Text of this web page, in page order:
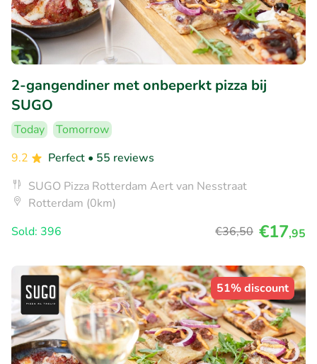
2-gangendiner met onbeperkt pizza bij
SUGO
Today
Tomorrow
9.2
Perfect • 55 reviews
SUGO Pizza Rotterdam Aert van Nesstraat
Rotterdam (0km)
Sold: 396
€36,50 €17,95
51% discount